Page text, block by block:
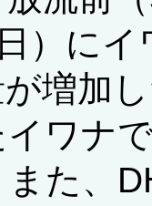
）に
増加
ワナ
た、